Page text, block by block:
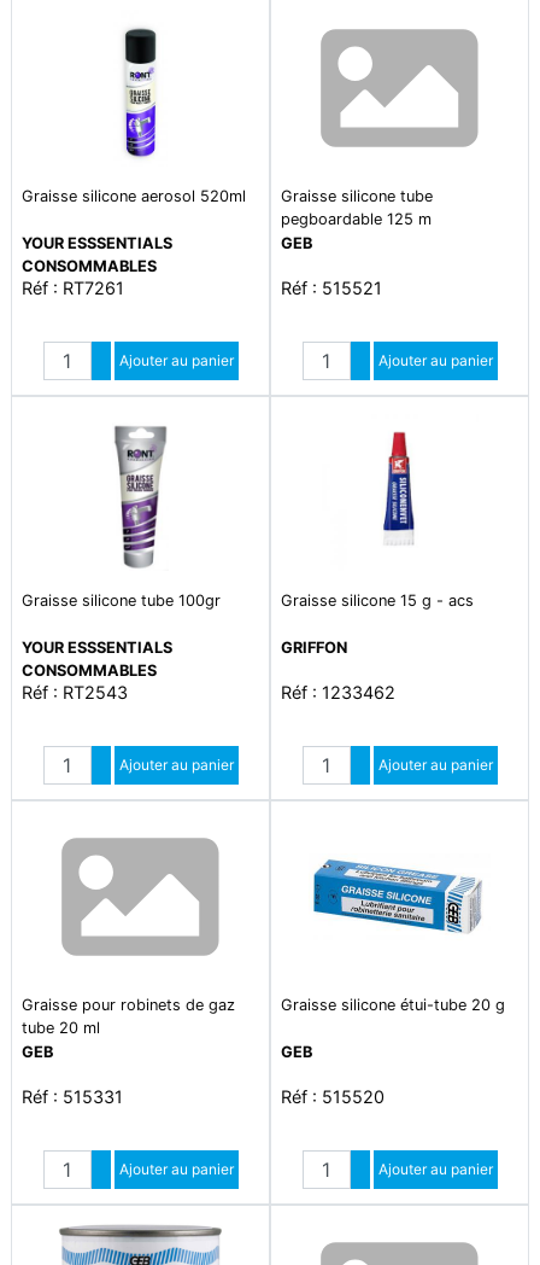
Graisse silicone aerosol 520ml
YOUR ESSSENTIALS
CONSOMMABLES
Réf : RT7261
Quantité
Augmenter quantité
Diminuer quantité
Ajouter au panier
Graisse silicone tube
pegboardable 125 m
GEB
Réf : 515521
Quantité
Augmenter quantité
Diminuer quantité
Ajouter au panier
Graisse silicone tube 100gr
YOUR ESSSENTIALS
CONSOMMABLES
Réf : RT2543
Quantité
Augmenter quantité
Diminuer quantité
Ajouter au panier
Graisse silicone 15 g - acs
GRIFFON
Réf : 1233462
Quantité
Augmenter quantité
Diminuer quantité
Ajouter au panier
Graisse pour robinets de gaz
tube 20 ml
GEB
Réf : 515331
Quantité
Augmenter quantité
Diminuer quantité
Ajouter au panier
Graisse silicone étui-tube 20 g
GEB
Réf : 515520
Quantité
Augmenter quantité
Diminuer quantité
Ajouter au panier